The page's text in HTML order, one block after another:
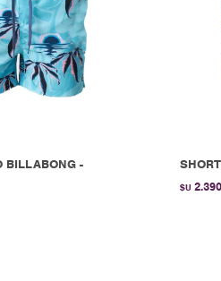
BILLABONG -
$U 2.390